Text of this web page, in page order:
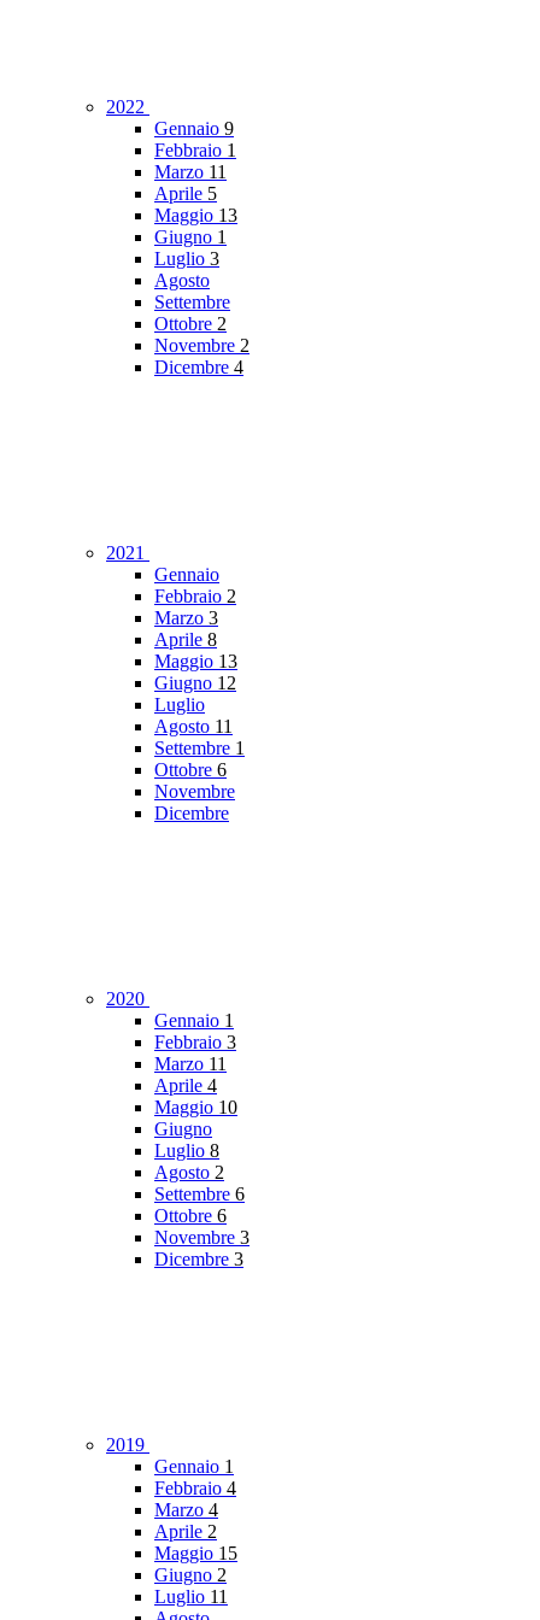
2022
Gennaio 9
Febbraio 1
Marzo 11
Aprile 5
Maggio 13
Giugno 1
Luglio 3
Agosto
Settembre
Ottobre 2
Novembre 2
Dicembre 4
2021
Gennaio
Febbraio 2
Marzo 3
Aprile 8
Maggio 13
Giugno 12
Luglio
Agosto 11
Settembre 1
Ottobre 6
Novembre
Dicembre
2020
Gennaio 1
Febbraio 3
Marzo 11
Aprile 4
Maggio 10
Giugno
Luglio 8
Agosto 2
Settembre 6
Ottobre 6
Novembre 3
Dicembre 3
2019
Gennaio 1
Febbraio 4
Marzo 4
Aprile 2
Maggio 15
Giugno 2
Luglio 11